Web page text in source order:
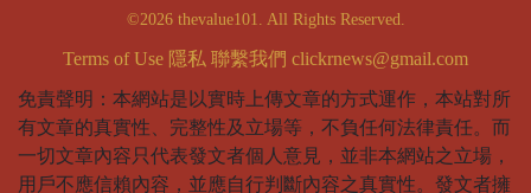
©2026 thevalue101. All Rights Reserved.
Terms of Use 隱私 聯繫我們 clickrnews@gmail.com
免責聲明：本網站是以實時上傳文章的方式運作，本站對所
有文章的真實性、完整性及立場等，不負任何法律責任。而
一切文章內容只代表發文者個人意見，並非本網站之立場，
用戶不應信賴內容，並應自行判斷內容之真實性。發文者擁